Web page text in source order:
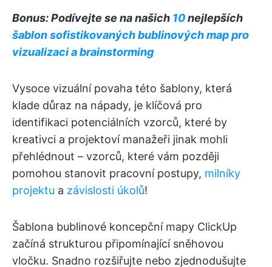
Bonus: Podívejte se na našich 10nejlepších
šablon sofistikovaných bublinových map pro
vizualizaci a brainstorming
Vysoce vizuální povaha této šablony, která
klade důraz na nápady, je klíčová pro
identifikaci potenciálních vzorců, které by
kreativci a projektoví manažeři jinak mohli
přehlédnout – vzorců, které vám později
pomohou stanovit pracovní postupy, milníky
projektu a závislosti úkolů!
Šablona bublinové koncepční mapy ClickUp
začíná strukturou připomínající sněhovou
vločku. Snadno rozšiřujte nebo zjednodušujte